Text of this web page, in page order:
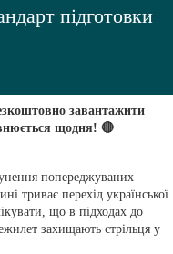
підготовки
завантажити
щодня! 🔴
попереджуваних
триває перехід української
що в підходах до
захищають стрільця у